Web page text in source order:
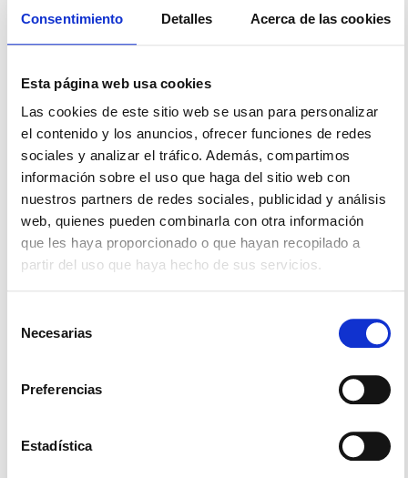
Consentimiento Detalles Acerca de las cookies
Esta página web usa cookies
Las cookies de este sitio web se usan para personalizar
el contenido y los anuncios, ofrecer funciones de redes
sociales y analizar el tráfico. Además, compartimos
información sobre el uso que haga del sitio web con
nuestros partners de redes sociales, publicidad y análisis
web, quienes pueden combinarla con otra información
que les haya proporcionado o que hayan recopilado a
partir del uso que haya hecho de sus servicios.
Necesarias
Preferencias
Estadística
en el empleo, la emancipación, la salud mental, el
crecimiento en Euskadi.
Queremos saber qué pensáis, qué os preocupa y qué
oportunidades identificáis para construir vuestro futuro.
Accede a la encuesta y comparte tu opinión. No es
necesario registrarse para participar, aunque si lo haces
podrás seguir la evolución del proceso y conocer sus
resultados.
¡PARTICIPA!
hablar del futuro de toda una generación.
Últimas publicaciones